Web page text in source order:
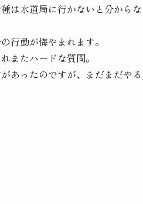
は水道局に行かないと分からな
行動が悔やまれます。
またハードな質問。
あったのですが、まだまだや